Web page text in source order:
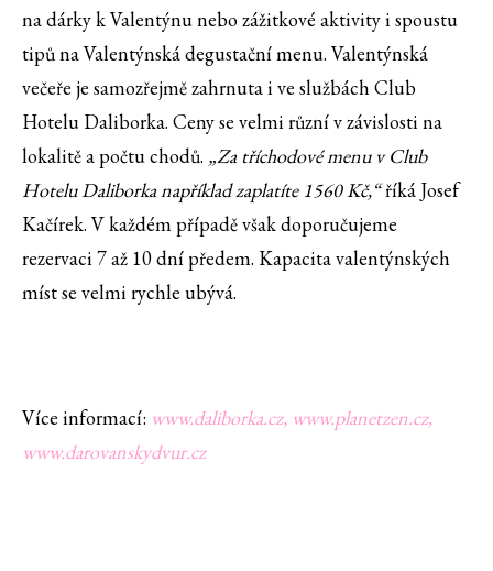
na dárky k Valentýnu nebo zážitkové aktivity i spoustu
tipů na Valentýnská degustační menu. Valentýnská
večeře je samozřejmě zahrnuta i ve službách Club
Hotelu Daliborka. Ceny se velmi různí v závislosti na
lokalitě a počtu chodů. „Za tříchodové menu v Club
Hotelu Daliborka například zaplatíte 1560 Kč,“říká Josef
Kačírek. V každém případě však doporučujeme
rezervaci 7 až 10 dní předem. Kapacita valentýnských
míst se velmi rychle ubývá.
Více informací: www.daliborka.cz, www.planetzen.cz,
www.darovanskydvur.cz